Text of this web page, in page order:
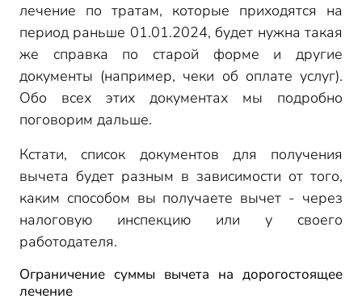
лечение по тратам, которые приходятся на
период раньше 01.01.2024, будет нужна такая
же справка по старой форме и другие
документы (например, чеки об оплате услуг).
Обо всех этих документах мы подробно
поговорим дальше.
Кстати, список документов для получения
вычета будет разным в зависимости от того,
каким способом вы получаете вычет - через
налоговую инспекцию или у своего
работодателя.
Ограничение суммы вычета на дорогостоящее
лечение